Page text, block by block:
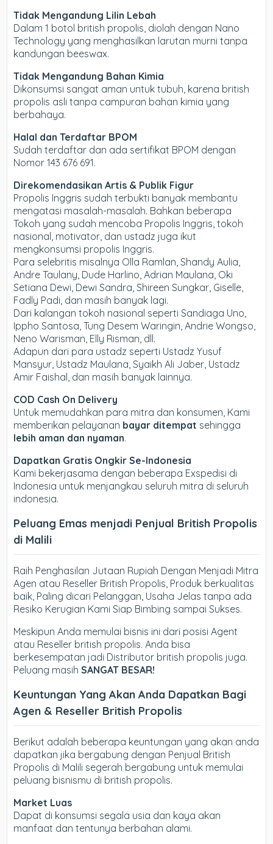
Tidak Mengandung Lilin Lebah
Dalam 1 botol british propolis, diolah dengan Nano
Technology yang menghasilkan larutan murni tanpa
kandungan beeswax.
Tidak Mengandung Bahan Kimia
Dikonsumsi sangat aman untuk tubuh, karena british
propolis asli tanpa campuran bahan kimia yang
berbahaya.
Halal dan Terdaftar BPOM
Sudah terdaftar dan ada sertifikat BPOM dengan
Nomor 143 676 691.
Direkomendasikan Artis & Publik Figur
Propolis Inggris sudah terbukti banyak membantu
mengatasi masalah-masalah. Bahkan beberapa
Tokoh yang sudah mencoba Propolis Inggris, tokoh
nasional, motivator, dan ustadz juga ikut
mengkonsumsi propolis Inggris.
Para selebritis misalnya Olla Ramlan, Shandy Aulia,
Andre Taulany, Dude Harlino, Adrian Maulana, Oki
Setiana Dewi, Dewi Sandra, Shireen Sungkar, Giselle,
Fadly Padi, dan masih banyak lagi.
Dari kalangan tokoh nasional seperti Sandiaga Uno,
Ippho Santosa, Tung Desem Waringin, Andrie Wongso,
Neno Warisman, Elly Risman, dll.
Adapun dari para ustadz seperti Ustadz Yusuf
Mansyur, Ustadz Maulana, Syaikh Ali Jaber, Ustadz
Amir Faishal, dan masih banyak lainnya.
COD Cash On Delivery
Untuk memudahkan para mitra dan konsumen, Kami
memberikan pelayanan bayar ditempat sehingga
lebih aman dan nyaman.
Dapatkan Gratis Ongkir Se-Indonesia
Kami bekerjasama dengan beberapa Exspedisi di
Indonesia untuk menjangkau seluruh mitra di seluruh
indonesia.
Peluang Emas menjadi Penjual British Propolis
di Malili
Raih Penghasilan Jutaan Rupiah Dengan Menjadi Mitra
Agen atau Reseller British Propolis, Produk berkualitas
baik, Paling dicari Pelanggan, Usaha Jelas tanpa ada
Resiko Kerugian Kami Siap Bimbing sampai Sukses.
Meskipun Anda memulai bisnis ini dari posisi Agent
atau Reseller british propolis. Anda bisa
berkesempatan jadi Distributor british propolis juga.
Peluang masihSANGAT BESAR!
Keuntungan Yang Akan Anda Dapatkan Bagi
Agen & Reseller British Propolis
Berikut adalah beberapa keuntungan yang akan anda
dapatkan jika bergabung dengan Penjual British
Propolis di Malili segerah bergabung untuk memulai
peluang bisnismu di british propolis.
Market Luas
Dapat di konsumsi segala usia dan kaya akan
manfaat dan tentunya berbahan alami.